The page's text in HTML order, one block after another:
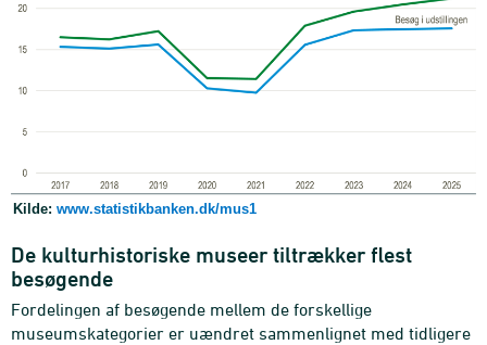
Kilde: www.statistikbanken.dk/mus1
De kulturhistoriske museer tiltrækker flest
besøgende
Fordelingen af besøgende mellem de forskellige
museumskategorier er uændret sammenlignet med tidligere